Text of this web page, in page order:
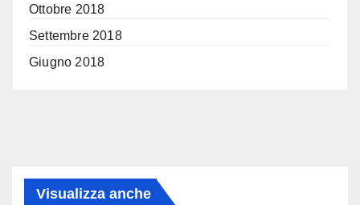
Ottobre 2018
Settembre 2018
Giugno 2018
Visualizza anche